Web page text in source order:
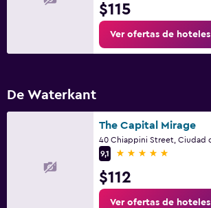
$115
Ver ofertas de hoteles
De Waterkant
The Capital Mirage
9,1
5 estrellas
$112
Ver ofertas de hoteles